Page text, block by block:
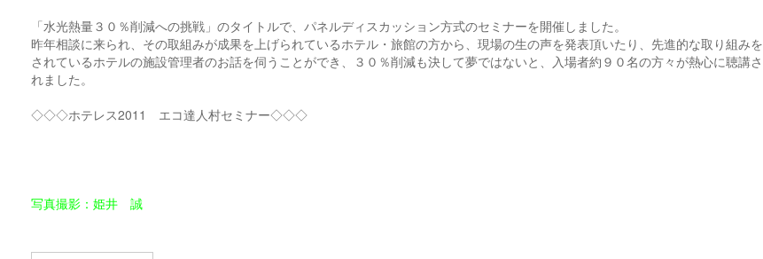
「水光熱量３０％削減への挑戦」のタイトルで、パネルディスカッション方式のセミナーを開催しました。
昨年相談に来られ、その取組みが成果を上げられているホテル・旅館の方から、現場の生の声を発表頂いたり、先進的な取り組みを
されているホテルの施設管理者のお話を伺うことができ、３０％削減も決して夢ではないと、入場者約９０名の方々が熱心に聴講さ
れました。
◇◇◇ホテレス2011 エコ達人村セミナー◇◇◇
写真撮影：姫井 誠